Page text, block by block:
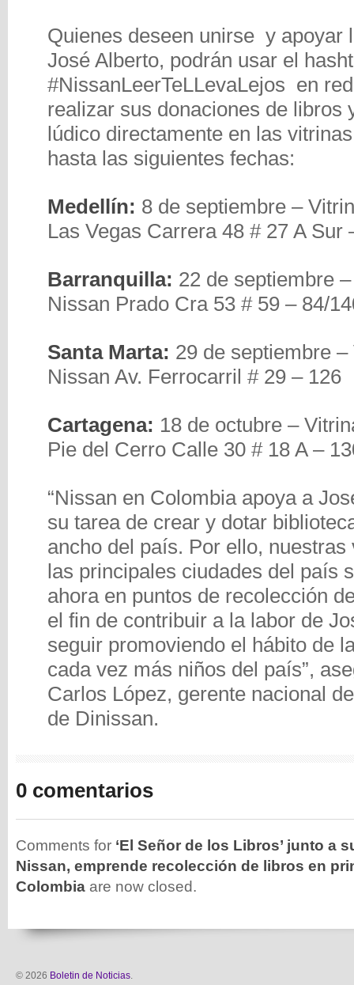
Quienes deseen unirse y apoyar
José Alberto, podrán usar el
#NissanLeerTeLLevaLejos en
realizar sus donaciones de libros
lúdico directamente en las
hasta las siguientes fechas:
Medellín: 8 de septiembre –
Las Vegas Carrera 48 # 27 A Sur
Barranquilla: 22 de septiembre
Nissan Prado Cra 53 # 59 – 84/
Santa Marta: 29 de septiembre –
Nissan Av. Ferrocarril # 29 – 126
Cartagena: 18 de octubre –
Pie del Cerro Calle 30 # 18 A –
“Nissan en Colombia apoya a
su tarea de crear y dotar
ancho del país. Por ello, nuestras
las principales ciudades del país
ahora en puntos de recolección
el fin de contribuir a la labor de
seguir promoviendo el hábito de
cada vez más niños del país”,
Carlos López, gerente nacional
de Dinissan.
0 comentarios
Comments for ‘El Señor de los Libros’ junto a
Nissan, emprende recolección de libros en
Colombia are now closed.
© 2026 Boletin de Noticias.